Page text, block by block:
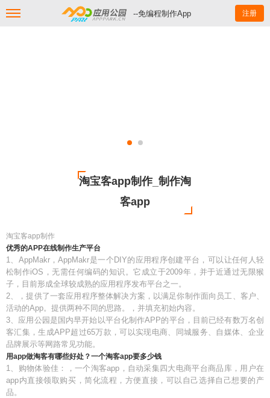
--免编程制作App 注册
淘宝客app制作_制作淘
客app
淘宝客app制作
优秀的APP在线制作生产平台
1、AppMakr，AppMakr是一个DIY的应用程序创建平台，可以让任何人轻
松制作iOS，无需任何编码的知识。它成立于2009年，并于近通过无限猴
子，目前形成全球较成熟的应用程序发布平台之一。
2、，提供了一套应用程序整体解决方案，以满足你制作面向员工、客户、
活动的App。提供两种不同的思路。，并填充初始内容。
3、应用公园是国内早开始以平台化制作APP的平台，目前已经有数万名创
客汇集，生成APP超过65万款，可以实现电商、同城服务、自媒体、企业
品牌展示等网路常见功能。
用app做淘客有哪些好处？一个淘客app要多少钱
1、购物体验佳：，一个淘客app，自动采集四大电商平台商品库，用户在
app内直接领取购买，简化流程，方便直接，可以自己选择自己想要的产
品。